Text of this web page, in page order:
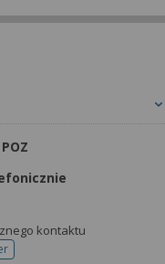
kontaktu
do rejestracji